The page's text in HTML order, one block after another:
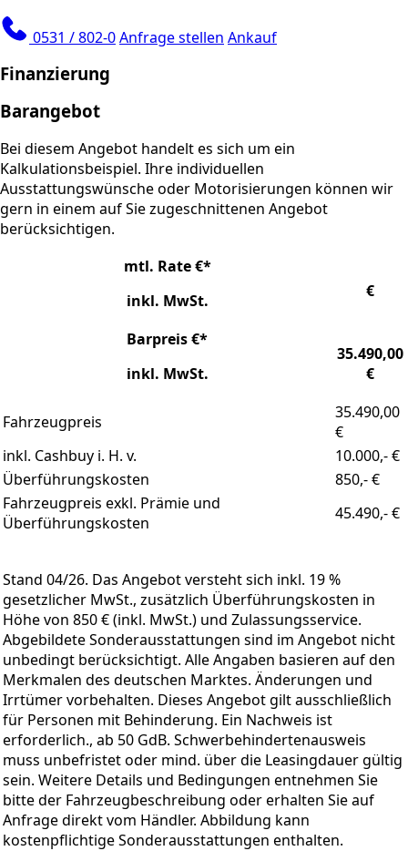
0531 / 802-0Anfrage stellen Ankauf
Finanzierung
Barangebot
Bei diesem Angebot handelt es sich um ein
Kalkulationsbeispiel. Ihre individuellen
Ausstattungswünsche oder Motorisierungen können wir
gern in einem auf Sie zugeschnittenen Angebot
berücksichtigen.
mtl. Rate €*
inkl. MwSt.
€
Barpreis €*
inkl. MwSt.
35.490,00
€
Fahrzeugpreis
35.490,00
€
inkl. Cashbuy i. H. v.
10.000,- €
Überführungskosten
850,- €
Fahrzeugpreis exkl. Prämie und
Überführungskosten
45.490,- €
Stand 04/26. Das Angebot versteht sich inkl. 19 %
gesetzlicher MwSt., zusätzlich Überführungskosten in
Höhe von 850 € (inkl. MwSt.) und Zulassungsservice.
Abgebildete Sonderausstattungen sind im Angebot nicht
unbedingt berücksichtigt. Alle Angaben basieren auf den
Merkmalen des deutschen Marktes. Änderungen und
Irrtümer vorbehalten. Dieses Angebot gilt ausschließlich
für Personen mit Behinderung. Ein Nachweis ist
erforderlich., ab 50 GdB. Schwerbehindertenausweis
muss unbefristet oder mind. über die Leasingdauer gültig
sein. Weitere Details und Bedingungen entnehmen Sie
bitte der Fahrzeugbeschreibung oder erhalten Sie auf
Anfrage direkt vom Händler. Abbildung kann
kostenpflichtige Sonderausstattungen enthalten.